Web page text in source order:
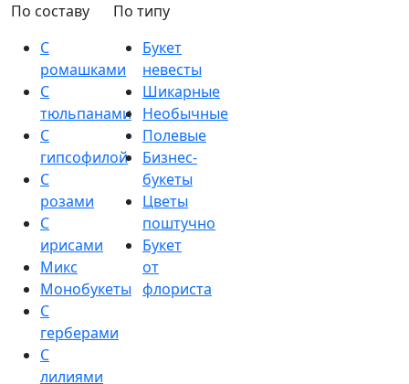
По составу
С
ромашками
С
тюльпанами
С
гипсофилой
С
розами
С
ирисами
Микс
Монобукеты
С
герберами
С
лилиями
По типу
Букет
невесты
Шикарные
Необычные
Полевые
Бизнес-
букеты
Цветы
поштучно
Букет
от
флориста